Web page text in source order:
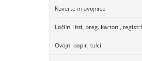
Kuverte in ovojnice
Ločilni listi, preg. kartoni, registri
Ovojni papir, tulci